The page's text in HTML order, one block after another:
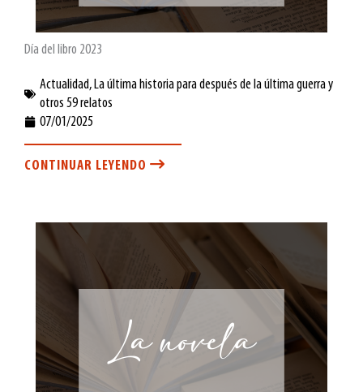
Día del libro 2023
Actualidad, La última historia para después de la última guerra y
otros 59 relatos
07/01/2025
CONTINUAR LEYENDO